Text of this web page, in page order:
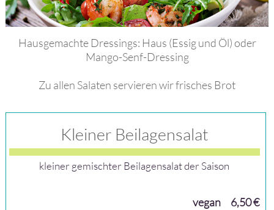
Hausgemachte Dressings: Haus (Essig und Öl) oder
Mango-Senf-Dressing
Zu allen Salaten servieren wir frisches Brot
Kleiner Beilagensalat
kleiner gemischter Beilagensalat der Saison
vegan 6,50 €